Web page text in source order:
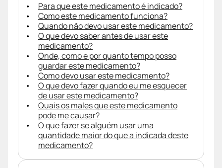
Para que este medicamento é indicado?
Como este medicamento funciona?
Quando não devo usar este medicamento?
O que devo saber antes de usar este
medicamento?
Onde, como e por quanto tempo posso
guardar este medicamento?
Como devo usar este medicamento?
O que devo fazer quando eu me esquecer
de usar este medicamento?
Quais os males que este medicamento
pode me causar?
O que fazer se alguém usar uma
quantidade maior do que a indicada deste
medicamento?